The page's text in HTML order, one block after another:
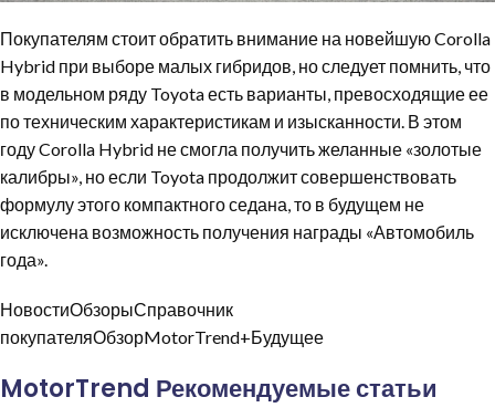
Покупателям стоит обратить внимание на новейшую Corolla
Hybrid при выборе малых гибридов, но следует помнить, что
в модельном ряду Toyota есть варианты, превосходящие ее
по техническим характеристикам и изысканности. В этом
году Corolla Hybrid не смогла получить желанные «золотые
калибры», но если Toyota продолжит совершенствовать
формулу этого компактного седана, то в будущем не
исключена возможность получения награды «Автомобиль
года».
НовостиОбзорыСправочник
покупателяОбзорMotorTrend+Будущее
MotorTrend Рекомендуемые статьи